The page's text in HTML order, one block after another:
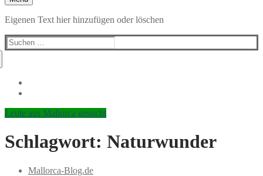
Eigenen Text hier hinzufügen oder löschen
Suchen
nach:
Leute aus Mallorca gesucht
Schlagwort: Naturwunder
Mallorca-Blog.de